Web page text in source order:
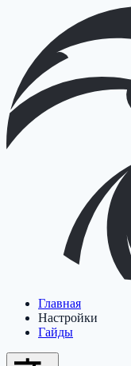
Главная
Настройки
Гайды